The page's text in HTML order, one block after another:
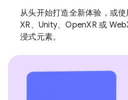
从头开始打造全新体验，或
XR、Unity、OpenXR 或
浸式元素。